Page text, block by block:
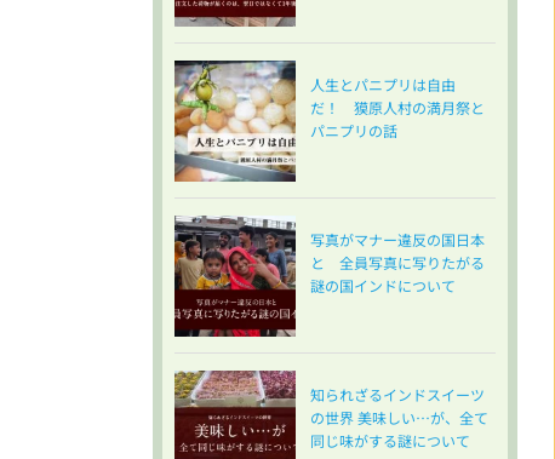
人生とパニプリは自由
だ！ 獏原人村の満月祭と
パニプリの話
写真がマナー違反の国日本
と 全員写真に写りたがる
謎の国インドについて
知られざるインドスイーツ
の世界 美味しい…が、全て
同じ味がする謎について